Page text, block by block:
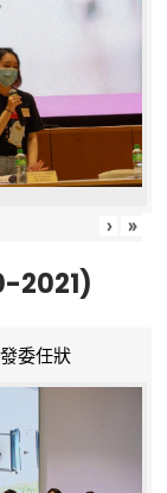
› »
2021)
委任狀